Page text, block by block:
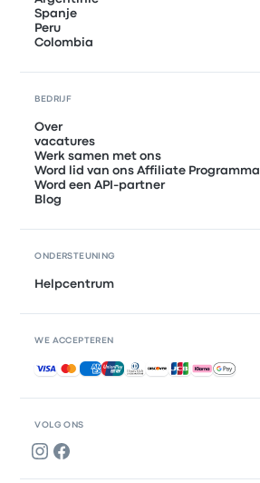
VOLG ONS
Spanje
Peru
Colombia
BEDRIJF
Over
vacatures
Werk samen met ons
Word lid van ons Affiliate Programma
Word een API-partner
Blog
ONDERSTEUNING
Helpcentrum
WE ACCEPTEREN
Geaccepteerde betalingen